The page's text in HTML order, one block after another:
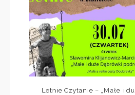
Letnie Czytanie – „Małe i